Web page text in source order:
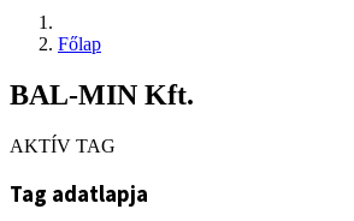
Főlap
BAL-MIN Kft.
AKTÍV TAG
Tag adatlapja